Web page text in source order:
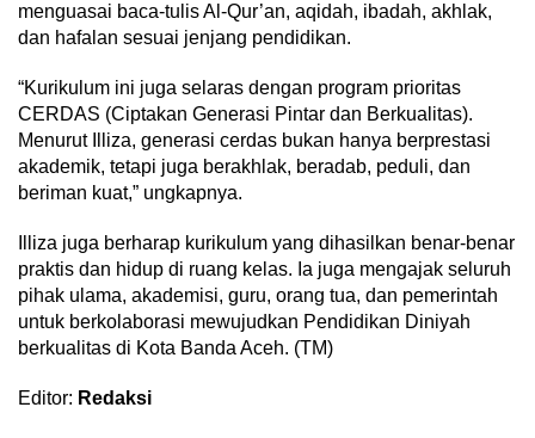
menguasai baca-tulis Al-Qur’an, aqidah, ibadah, akhlak,
dan hafalan sesuai jenjang pendidikan.
“Kurikulum ini juga selaras dengan program prioritas
CERDAS (Ciptakan Generasi Pintar dan Berkualitas).
Menurut Illiza, generasi cerdas bukan hanya berprestasi
akademik, tetapi juga berakhlak, beradab, peduli, dan
beriman kuat,” ungkapnya.
Illiza juga berharap kurikulum yang dihasilkan benar-benar
praktis dan hidup di ruang kelas. Ia juga mengajak seluruh
pihak ulama, akademisi, guru, orang tua, dan pemerintah
untuk berkolaborasi mewujudkan Pendidikan Diniyah
berkualitas di Kota Banda Aceh. (TM)
Editor: Redaksi